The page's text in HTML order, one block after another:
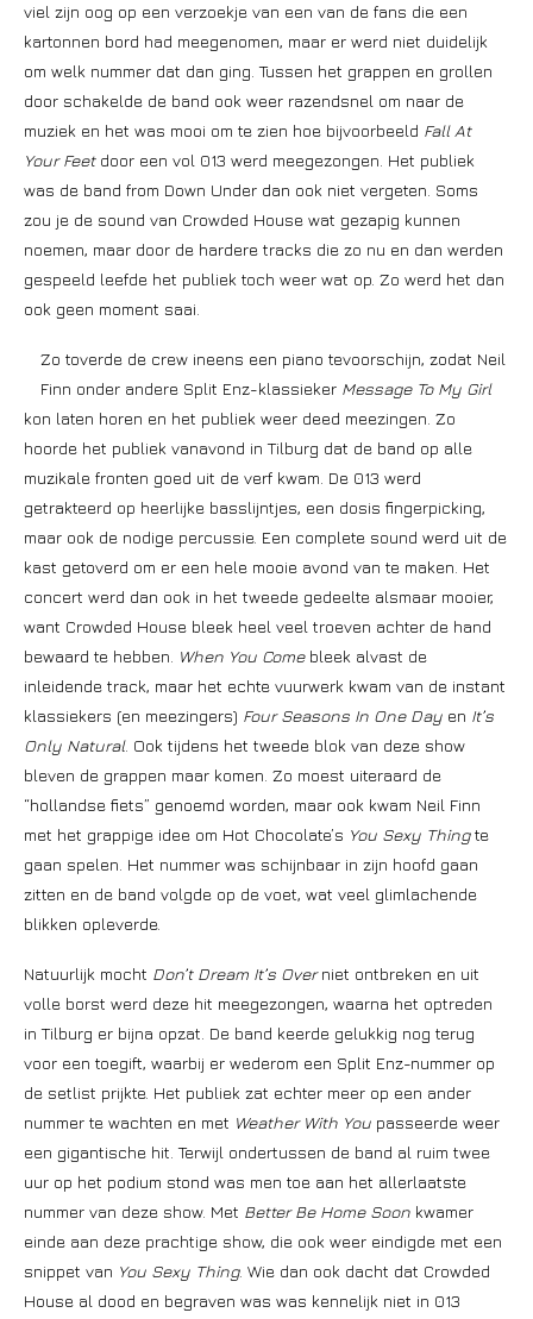
viel zijn oog op een verzoekje van een van de fans die een
kartonnen bord had meegenomen, maar er werd niet duidelijk
om welk nummer dat dan ging. Tussen het grappen en grollen
door schakelde de band ook weer razendsnel om naar de
muziek en het was mooi om te zien hoe bijvoorbeeld Fall At
Your Feetdoor een vol 013 werd meegezongen. Het publiek
was de band from Down Under dan ook niet vergeten. Soms
zou je de sound van Crowded House wat gezapig kunnen
noemen, maar door de hardere tracks die zo nu en dan werden
gespeeld leefde het publiek toch weer wat op. Zo werd het dan
ook geen moment saai.
Zo toverde de crew ineens een piano tevoorschijn, zodat Neil
Finn onder andere Split Enz-klassieker Message To My Girl
kon laten horen en het publiek weer deed meezingen. Zo
hoorde het publiek vanavond in Tilburg dat de band op alle
muzikale fronten goed uit de verf kwam. De 013 werd
getrakteerd op heerlijke basslijntjes, een dosis fingerpicking,
maar ook de nodige percussie. Een complete sound werd uit de
kast getoverd om er een hele mooie avond van te maken. Het
concert werd dan ook in het tweede gedeelte alsmaar mooier,
want Crowded House bleek heel veel troeven achter de hand
bewaard te hebben. When You Comebleek alvast de
inleidende track, maar het echte vuurwerk kwam van de instant
klassiekers (en meezingers) Four Seasons In One Day en It’s
Only Natural. Ook tijdens het tweede blok van deze show
bleven de grappen maar komen. Zo moest uiteraard de
“hollandse fiets” genoemd worden, maar ook kwam Neil Finn
met het grappige idee om Hot Chocolate’s You Sexy Thingte
gaan spelen. Het nummer was schijnbaar in zijn hoofd gaan
zitten en de band volgde op de voet, wat veel glimlachende
blikken opleverde.
Natuurlijk mocht Don’t Dream It’s Overniet ontbreken en uit
volle borst werd deze hit meegezongen, waarna het optreden
in Tilburg er bijna opzat. De band keerde gelukkig nog terug
voor een toegift, waarbij er wederom een Split Enz-nummer op
de setlist prijkte. Het publiek zat echter meer op een ander
nummer te wachten en met Weather With You passeerde weer
een gigantische hit. Terwijl ondertussen de band al ruim twee
uur op het podium stond was men toe aan het allerlaatste
nummer van deze show. Met Better Be Home Soon kwamer
einde aan deze prachtige show, die ook weer eindigde met een
snippet van You Sexy Thing. Wie dan ook dacht dat Crowded
House al dood en begraven was was kennelijk niet in 013